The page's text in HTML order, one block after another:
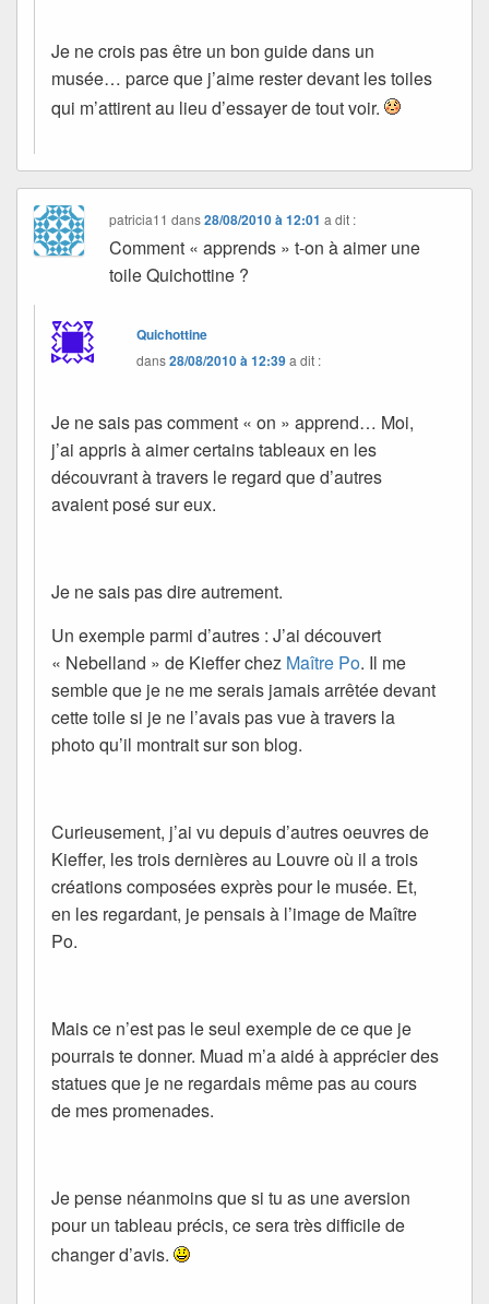
Je ne crois pas être un bon guide dans un
musée… parce que j’aime rester devant les toiles
qui m’attirent au lieu d’essayer de tout voir.
patricia11 dans28/08/2010 à 12:01 a dit :
Comment « apprends » t-on à aimer une
toile Quichottine ?
Quichottine
dans28/08/2010 à 12:39a dit :
Je ne sais pas comment « on » apprend… Moi,
j’ai appris à aimer certains tableaux en les
découvrant à travers le regard que d’autres
avaient posé sur eux.
Je ne sais pas dire autrement.
Un exemple parmi d’autres : J’ai découvert
« Nebelland » de Kieffer chez Maître Po. Il me
semble que je ne me serais jamais arrêtée devant
cette toile si je ne l’avais pas vue à travers la
photo qu’il montrait sur son blog.
Curieusement, j’ai vu depuis d’autres oeuvres de
Kieffer, les trois dernières au Louvre où il a trois
créations composées exprès pour le musée. Et,
en les regardant, je pensais à l’image de Maître
Po.
Mais ce n’est pas le seul exemple de ce que je
pourrais te donner. Muad m’a aidé à apprécier des
statues que je ne regardais même pas au cours
de mes promenades.
Je pense néanmoins que si tu as une aversion
pour un tableau précis, ce sera très difficile de
changer d’avis.